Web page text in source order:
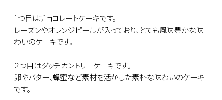
1つ目はチョコレートケーキです。
レーズンやオレンジピールが入っており、とても風味豊かな味
わいのケーキです。
２つ目はダッチカントリーケーキです。
卵やバター、蜂蜜など素材を活かした素朴な味わいのケーキ
です。